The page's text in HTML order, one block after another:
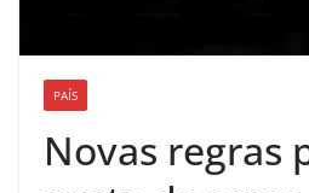
PAÍS
Novas regras